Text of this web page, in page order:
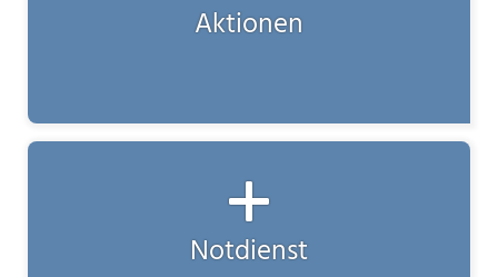
Aktionen
Notdienst